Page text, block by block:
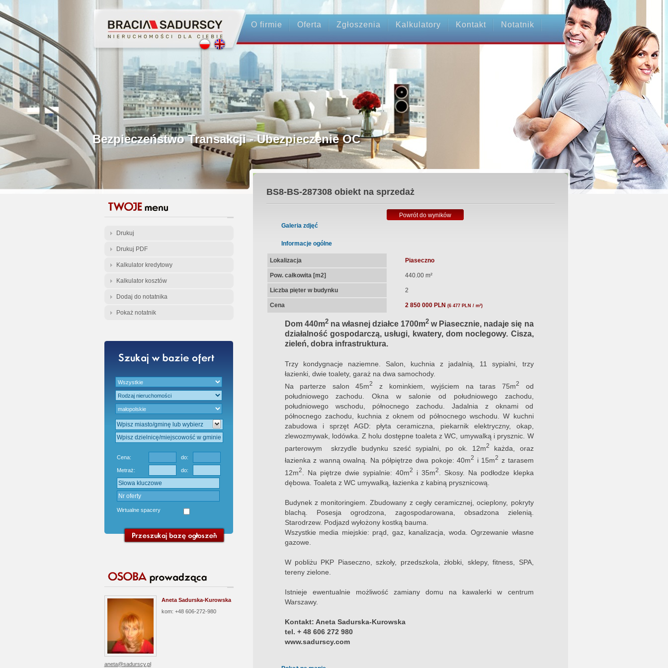
O firmie Oferta Zgłoszenia Kalkulatory Kontakt Notatnik
Profesjonalne Pośrednictwo
Bezpieczeństwo Transakcji - Ubezpieczenie OC
Licencjonowani Pośrednicy
Gwarancja Zwrotu Zadatku
Gratis - Przedwstępna Umowa Notarialna
Drukuj
Drukuj PDF
Kalkulator kredytowy
Kalkulator kosztów
Dodaj do notatnika
Pokaż notatnik
Cena: do:
Metraż: do:
Wirtualne spacery
Aneta Sadurska-Kurowska
kom: +48 606-272-980
aneta@sadurscy.pl
BS8-BS-287308obiekt na sprzedaż
Powrót do wyników
Galeria zdjęć
Informacje ogólne
Lokalizacja Piaseczno
Pow. całkowita [m2] 440.00 m²
Liczba pięter w budynku 2
Cena 2 850 000 PLN (6 477 PLN / m²)
Dom 440m2na własnej działce 1700m2 w Piasecznie, nadaje się na
działalność gospodarczą, usługi, kwatery, dom noclegowy. Cisza,
zieleń, dobra infrastruktura.
Trzy kondygnacje naziemne. Salon, kuchnia z jadalnią, 11 sypialni, trzy
łazienki, dwie toalety, garaż na dwa samochody.
Na parterze salon 45m2 z kominkiem, wyjściem na taras 75m2
od
południowego zachodu. Okna w salonie od południowego zachodu,
południowego wschodu, północnego zachodu. Jadalnia z oknami od
północnego zachodu, kuchnia z oknem od północnego wschodu. W kuchni
zabudowa i sprzęt AGD: płyta ceramiczna, piekarnik elektryczny, okap,
zlewozmywak, lodówka. Z holu dostępne toaleta z WC, umywalką i prysznic. W
parterowym skrzydle budynku sześć sypialni, po ok. 12m2
każda, oraz
łazienka z wanną owalną. Na półpiętrze dwa pokoje: 40m2 i 15m2 z tarasem
12m2 . Na piętrze dwie sypialnie: 40m2 i 35m2
. Skosy. Na podłodze klepka
dębowa. Toaleta z WC umywalką, łazienka z kabiną prysznicową.
Budynek z monitoringiem. Zbudowany z cegły ceramicznej, ocieplony, pokryty
blachą. Posesja ogrodzona, zagospodarowana, obsadzona zielenią.
Starodrzew. Podjazd wyłożony kostką bauma.
Wszystkie media miejskie: prąd, gaz, kanalizacja, woda. Ogrzewanie własne
gazowe.
W pobliżu PKP Piaseczno, szkoły, przedszkola, żłobki, sklepy, fitness, SPA,
tereny zielone.
Istnieje ewentualnie możliwość zamiany domu na kawalerki w centrum
Warszawy.
Kontakt: Aneta Sadurska-Kurowska
tel. + 48 606 272 980
www.sadurscy.com